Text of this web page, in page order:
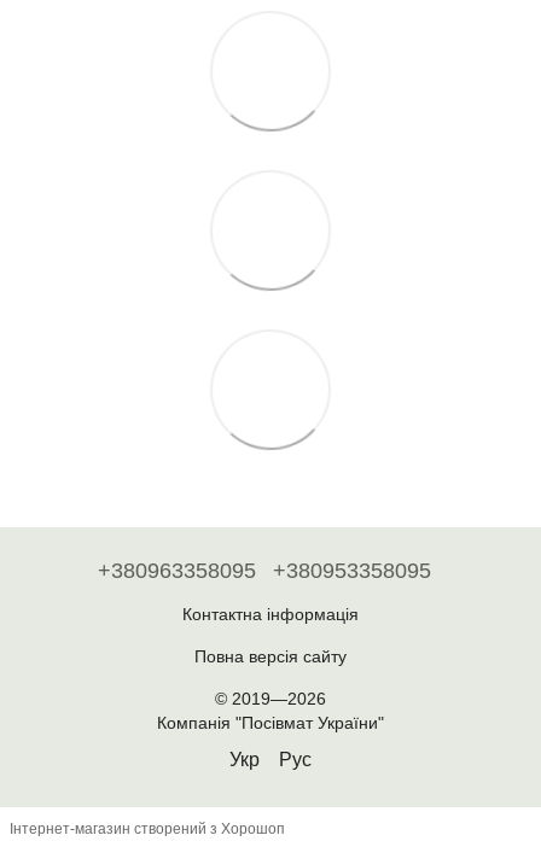
+380963358095 +380953358095
Контактна інформація
Повна версія сайту
© 2019—2026
Компанія "Посівмат України"
Укр Рус
Інтернет-магазин створений з Хорошоп